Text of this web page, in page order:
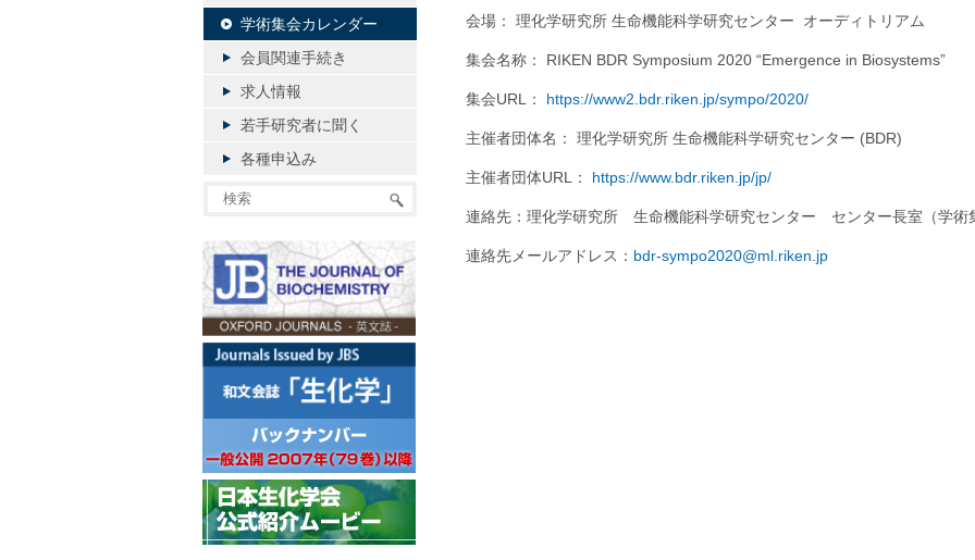
会場： 理化学研究所 生命機能科学研究センター オーディトリアム
集会名称： RIKEN BDR Symposium 2020 “Emergence in Biosystems”
集会URL： https://www2.bdr.riken.jp/sympo/2020/
主催者団体名： 理化学研究所 生命機能科学研究センター (BDR)
主催者団体URL： https://www.bdr.riken.jp/jp/
連絡先：理化学研究所 生命機能科学研究センター センター長室（学術
連絡先メールアドレス： bdr-sympo2020@ml.riken.jp
学術集会カレンダー
会員関連手続き
求人情報
若手研究者に聞く
各種申込み